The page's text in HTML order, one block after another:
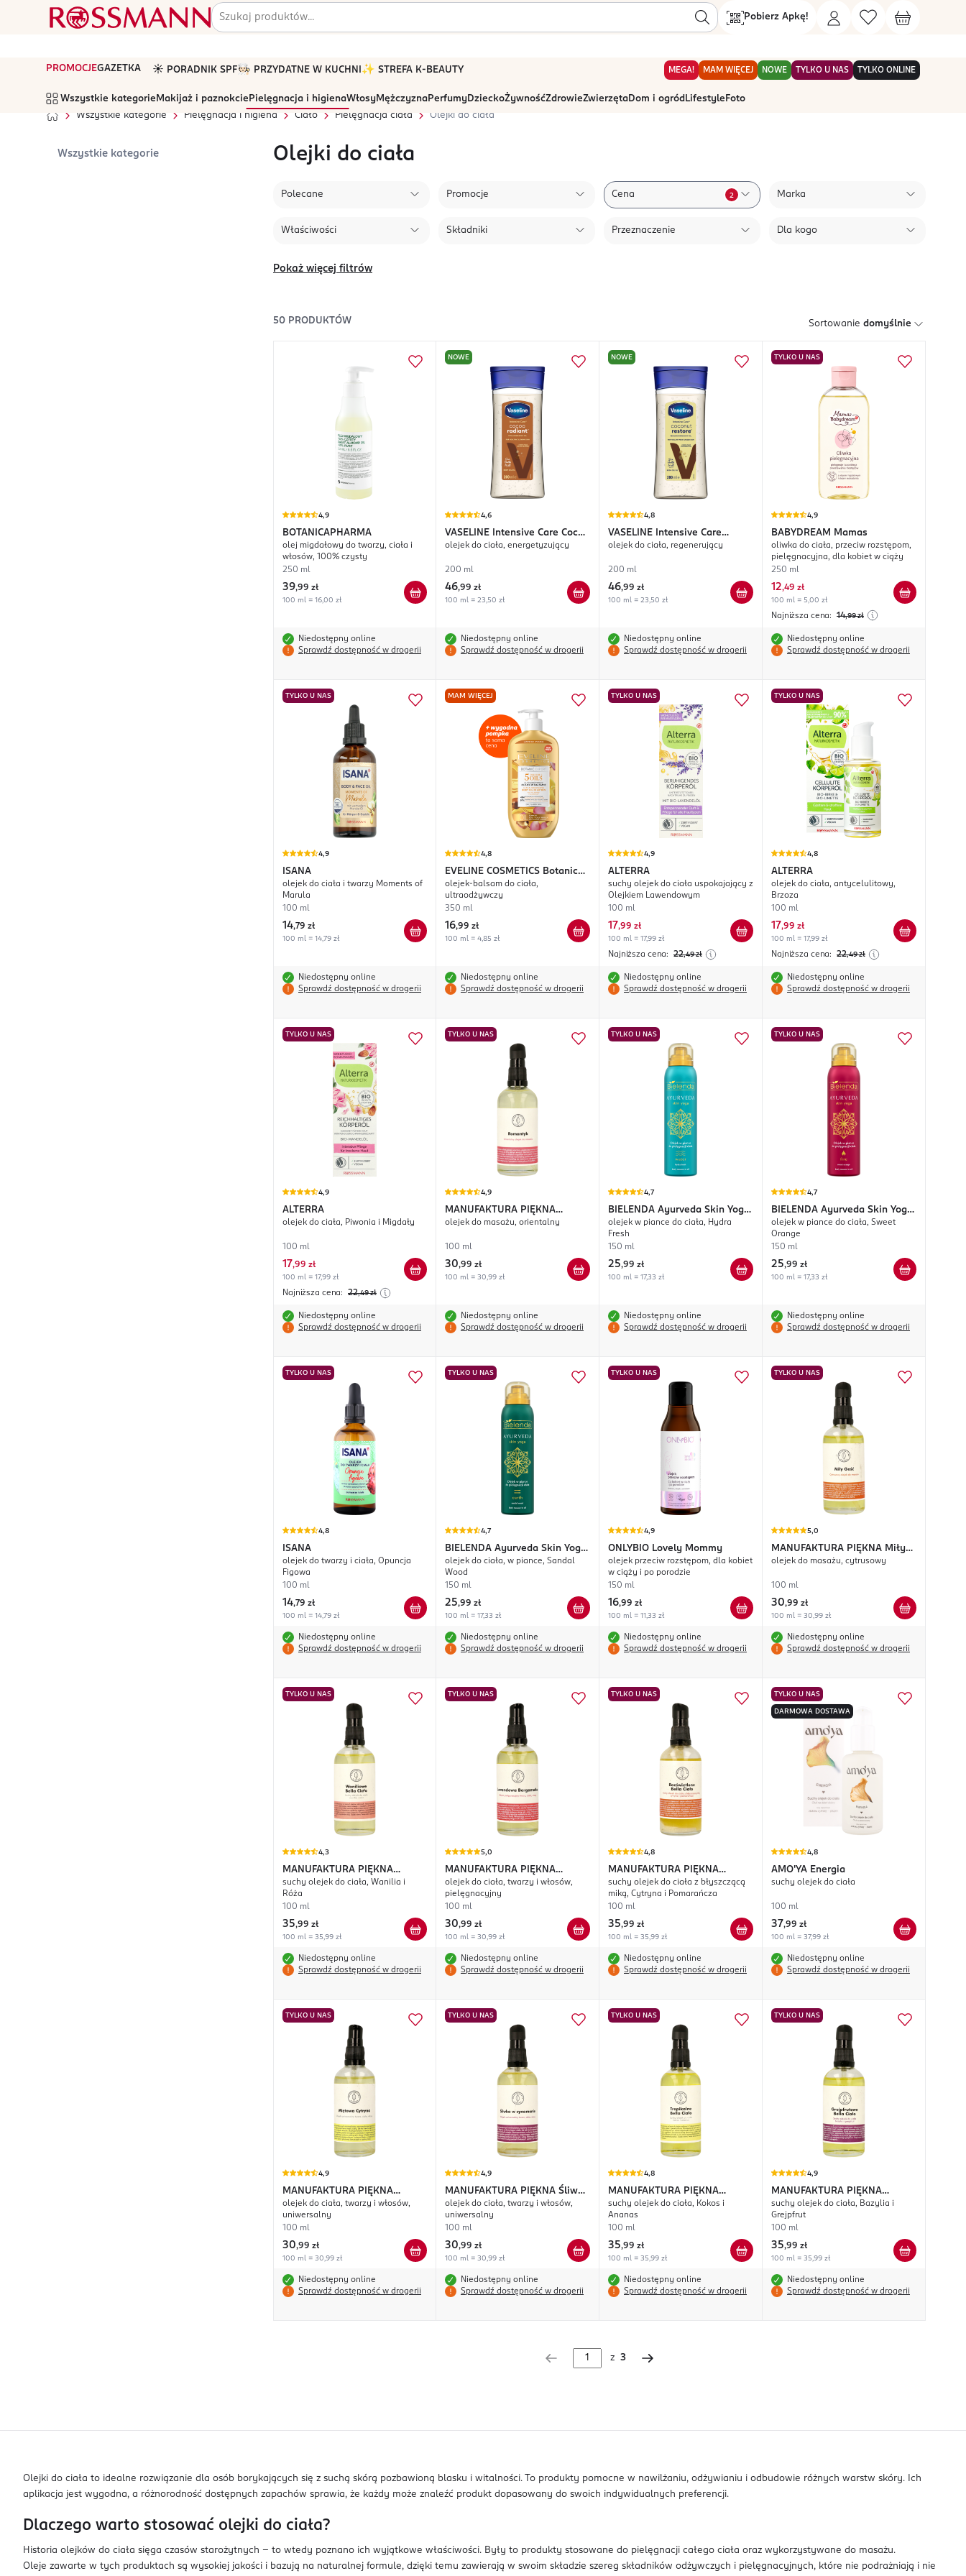
Pobierz Apkę!
PROMOCJEGAZETKA ☀️ PORADNIK SPF🧑🏻‍🍳 PRZYDATNE W KUCHNI ✨ STREFA K-BEAUTY MEGA! MAM WIĘCEJ NOWE TYLKO U NAS TYLKO ONLINE
Wszystkie kategorie Makijaż i paznokcie Pielęgnacja i higienaWłosyMężczyznaPerfumyDzieckoŻywnośćZdrowieZwierzętaDom i ogród Lifestyle Foto
Wszystkie kategorie
Pielęgnacja i higiena Ciało Pielęgnacja ciała Olejki do ciała
Wszystkie kategorie Olejki do ciała
Polecane Promocje Cena 2 Marka
Właściwości Składniki Przeznaczenie Dla kogo
Pokaż więcej filtrów
50 PRODUKTÓW Sortowanie domyślnie
4,9
BOTANICAPHARMA
olej migdałowy do twarzy, ciała i
włosów, 100% czysty
250 ml
39,99 zł
100 ml = 16,00 zł
Niedostępny online
Sprawdź dostępność w drogerii
NOWE
4,6
VASELINE
Intensive Care Cocoa
Radiant
olejek do ciała, energetyzujący
200 ml
46,99 zł
100 ml = 23,50 zł
Niedostępny online
Sprawdź dostępność w drogerii
NOWE
4,8
VASELINE
Intensive Care
Coconut Restore
olejek do ciała, regenerujący
200 ml
46,99 zł
100 ml = 23,50 zł
Niedostępny online
Sprawdź dostępność w drogerii
TYLKO U NAS
4,9
BABYDREAM Mamas
oliwka do ciała, przeciw rozstępom,
pielęgnacyjna, dla kobiet w ciąży
250 ml
12,49 zł
100 ml = 5,00 zł
Najniższa cena: 14,99 zł
Niedostępny online
Sprawdź dostępność w drogerii
TYLKO U NAS
4,9
ISANA
olejek do ciała i twarzy Moments of
Marula
100 ml
14,79 zł
100 ml = 14,79 zł
Niedostępny online
Sprawdź dostępność w drogerii
MAM WIĘCEJ
4,8
EVELINE COSMETICS Botanic
Expert
olejek-balsam do ciała,
ultraodżywczy
350 ml
16,99 zł
100 ml = 4,85 zł
Niedostępny online
Sprawdź dostępność w drogerii
TYLKO U NAS
4,9
ALTERRA
suchy olejek do ciała uspokajający z
Olejkiem Lawendowym
100 ml
17,99 zł
100 ml = 17,99 zł
Najniższa cena: 22,49 zł
Niedostępny online
Sprawdź dostępność w drogerii
TYLKO U NAS
4,8
ALTERRA
olejek do ciała, antycelulitowy,
Brzoza
100 ml
17,99 zł
100 ml = 17,99 zł
Najniższa cena: 22,49 zł
Niedostępny online
Sprawdź dostępność w drogerii
TYLKO U NAS
4,9
ALTERRA
olejek do ciała, Piwonia i Migdały
100 ml
17,99 zł
100 ml = 17,99 zł
Najniższa cena: 22,49 zł
Niedostępny online
Sprawdź dostępność w drogerii
TYLKO U NAS
4,9
MANUFAKTURA PIĘKNA
Romantyk
olejek do masażu, orientalny
100 ml
30,99 zł
100 ml = 30,99 zł
Niedostępny online
Sprawdź dostępność w drogerii
TYLKO U NAS
4,7
BIELENDA Ayurveda Skin Yoga
Water
olejek w piance do ciała, Hydra
Fresh
150 ml
25,99 zł
100 ml = 17,33 zł
Niedostępny online
Sprawdź dostępność w drogerii
TYLKO U NAS
4,7
BIELENDA Ayurveda Skin Yoga
Fire
olejek w piance do ciała, Sweet
Orange
150 ml
25,99 zł
100 ml = 17,33 zł
Niedostępny online
Sprawdź dostępność w drogerii
TYLKO U NAS
4,8
ISANA
olejek do twarzy i ciała, Opuncja
Figowa
100 ml
14,79 zł
100 ml = 14,79 zł
Niedostępny online
Sprawdź dostępność w drogerii
TYLKO U NAS
4,7
BIELENDA Ayurveda Skin Yoga
Earth
olejek do ciała, w piance, Sandal
Wood
150 ml
25,99 zł
100 ml = 17,33 zł
Niedostępny online
Sprawdź dostępność w drogerii
TYLKO U NAS
4,9
ONLYBIO Lovely Mommy
olejek przeciw rozstępom, dla kobiet
w ciąży i po porodzie
150 ml
16,99 zł
100 ml = 11,33 zł
Niedostępny online
Sprawdź dostępność w drogerii
TYLKO U NAS
5,0
MANUFAKTURA PIĘKNA Miły
Gość
olejek do masażu, cytrusowy
100 ml
30,99 zł
100 ml = 30,99 zł
Niedostępny online
Sprawdź dostępność w drogerii
TYLKO U NAS
4,3
MANUFAKTURA PIĘKNA
Waniliowe Bella Ciało
suchy olejek do ciała, Wanilia i
Róża
100 ml
35,99 zł
100 ml = 35,99 zł
Niedostępny online
Sprawdź dostępność w drogerii
TYLKO U NAS
5,0
MANUFAKTURA PIĘKNA
Lawendowa Bergamotka
olejek do ciała, twarzy i włosów,
pielęgnacyjny
100 ml
30,99 zł
100 ml = 30,99 zł
Niedostępny online
Sprawdź dostępność w drogerii
TYLKO U NAS
4,8
MANUFAKTURA PIĘKNA
Rozświetlone Bella Ciało
suchy olejek do ciała z błyszczącą
miką, Cytryna i Pomarańcza
100 ml
35,99 zł
100 ml = 35,99 zł
Niedostępny online
Sprawdź dostępność w drogerii
TYLKO U NAS
DARMOWA DOSTAWA
4,8
AMO'YA Energia
suchy olejek do ciała
100 ml
37,99 zł
100 ml = 37,99 zł
Niedostępny online
Sprawdź dostępność w drogerii
TYLKO U NAS
4,9
MANUFAKTURA PIĘKNA
Miętowa Cytryna
olejek do ciała, twarzy i włosów,
uniwersalny
100 ml
30,99 zł
100 ml = 30,99 zł
Niedostępny online
Sprawdź dostępność w drogerii
TYLKO U NAS
4,9
MANUFAKTURA PIĘKNA Śliwka
w Cynamonie
olejek do ciała, twarzy i włosów,
uniwersalny
100 ml
30,99 zł
100 ml = 30,99 zł
Niedostępny online
Sprawdź dostępność w drogerii
TYLKO U NAS
4,8
MANUFAKTURA PIĘKNA
Tropikalne Bella Ciało
suchy olejek do ciała, Kokos i
Ananas
100 ml
35,99 zł
100 ml = 35,99 zł
Niedostępny online
Sprawdź dostępność w drogerii
TYLKO U NAS
4,9
MANUFAKTURA PIĘKNA
Grejpfrutowe Bella Ciało
suchy olejek do ciała, Bazylia i
Grejpfrut
100 ml
35,99 zł
100 ml = 35,99 zł
Niedostępny online
Sprawdź dostępność w drogerii
z 3
Olejki do ciała to idealne rozwiązanie dla osób borykających się z suchą skórą pozbawioną blasku i witalności. To produkty pomocne w nawilżaniu, odżywianiu i odbudowie różnych warstw skóry. Ich
aplikacja jest wygodna, a różnorodność dostępnych zapachów sprawia, że każdy może znaleźć produkt dopasowany do swoich indywidualnych preferencji.
Dlaczego warto stosować olejki do ciała?
Historia olejków do ciała sięga czasów starożytnych – to wtedy poznano ich wyjątkowe właściwości. Były to produkty stosowane do pielęgnacji całego ciała oraz wykorzystywane do masażu.
Oleje zawarte w tych produktach są wysokiej jakości i bazują na naturalnej formule, dzięki temu zawierają w swoim składzie szereg składników odżywczych i pielęgnacyjnych, które nie podrażniają i nie